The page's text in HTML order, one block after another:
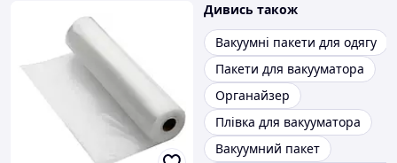
Дивись також
Вакуумні пакети для одягу
Пакети для вакууматора
Органайзер
Плівка для вакууматора
Вакуумний пакет